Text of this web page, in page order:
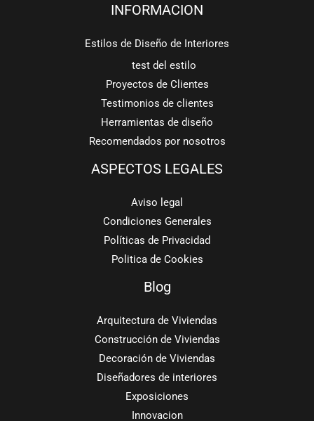
INFORMACION
Estilos de Diseño de Interiores
test del estilo
Proyectos de Clientes
Testimonios de clientes
Herramientas de diseño
Recomendados por nosotros
ASPECTOS LEGALES
Aviso legal
Condiciones Generales
Políticas de Privacidad
Politica de Cookies
Blog
Arquitectura de Viviendas
Construcción de Viviendas
Decoración de Viviendas
Diseñadores de interiores
Exposiciones
Innovacion